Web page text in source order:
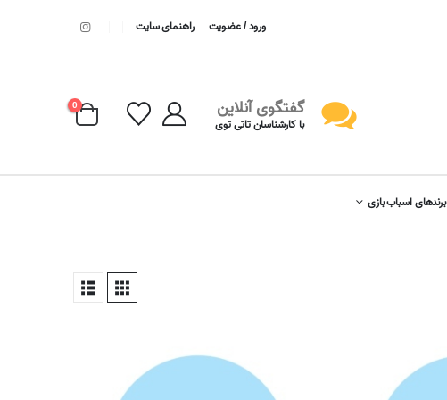
ورود / عضویت راهنمای سایت
گفتگوی آنلاین
با کارشناسان تاتی توی
0
برندهای اسباب بازی